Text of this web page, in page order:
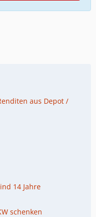
aus Depot /
14 Jahre
schenken